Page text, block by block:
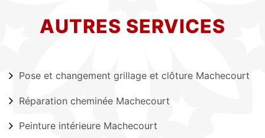
AUTRES SERVICES
Pose et changement grillage et clôture Machecourt
Réparation cheminée Machecourt
Peinture intérieure Machecourt